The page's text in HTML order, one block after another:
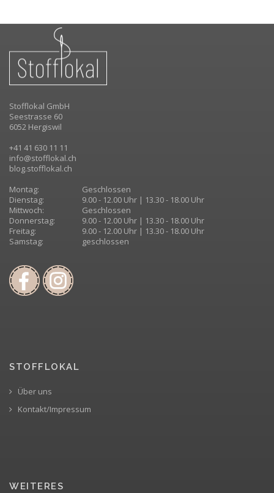
Stofflokal GmbH
Seestrasse 60
6052 Hergiswil
+41 41 630 11 11
info@stofflokal.ch
blog.stofflokal.ch
Montag:
Geschlossen
Dienstag:
9.00 - 12.00 Uhr | 13.30 - 18.00 Uhr
Mittwoch:
Geschlossen
Donnerstag:
9.00 - 12.00 Uhr | 13.30 - 18.00 Uhr
Freitag:
9.00 - 12.00 Uhr | 13.30 - 18.00 Uhr
Samstag:
geschlossen
STOFFLOKAL
Über uns
Kontakt/Impressum
WEITERES